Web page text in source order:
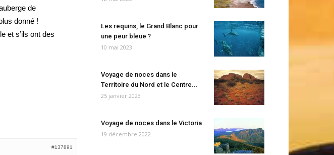
de
donné !
et s’ils ont des
#137891
Les requins, le Grand Blanc pour
une peur bleue ?
10 mai 2023
Voyage de noces dans le
Territoire du Nord et le Centre...
25 janvier 2023
Voyage de noces dans le Victoria
19 décembre 2022